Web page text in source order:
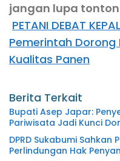
jangan lupa
PETANI DEBAT
Pemerintah
Kualitas Panen
Berita Terkait
Bupati Asep Japar:
Pariwisata Jadi Kunci
DPRD Sukabumi Sahkan
Perlindungan Hak